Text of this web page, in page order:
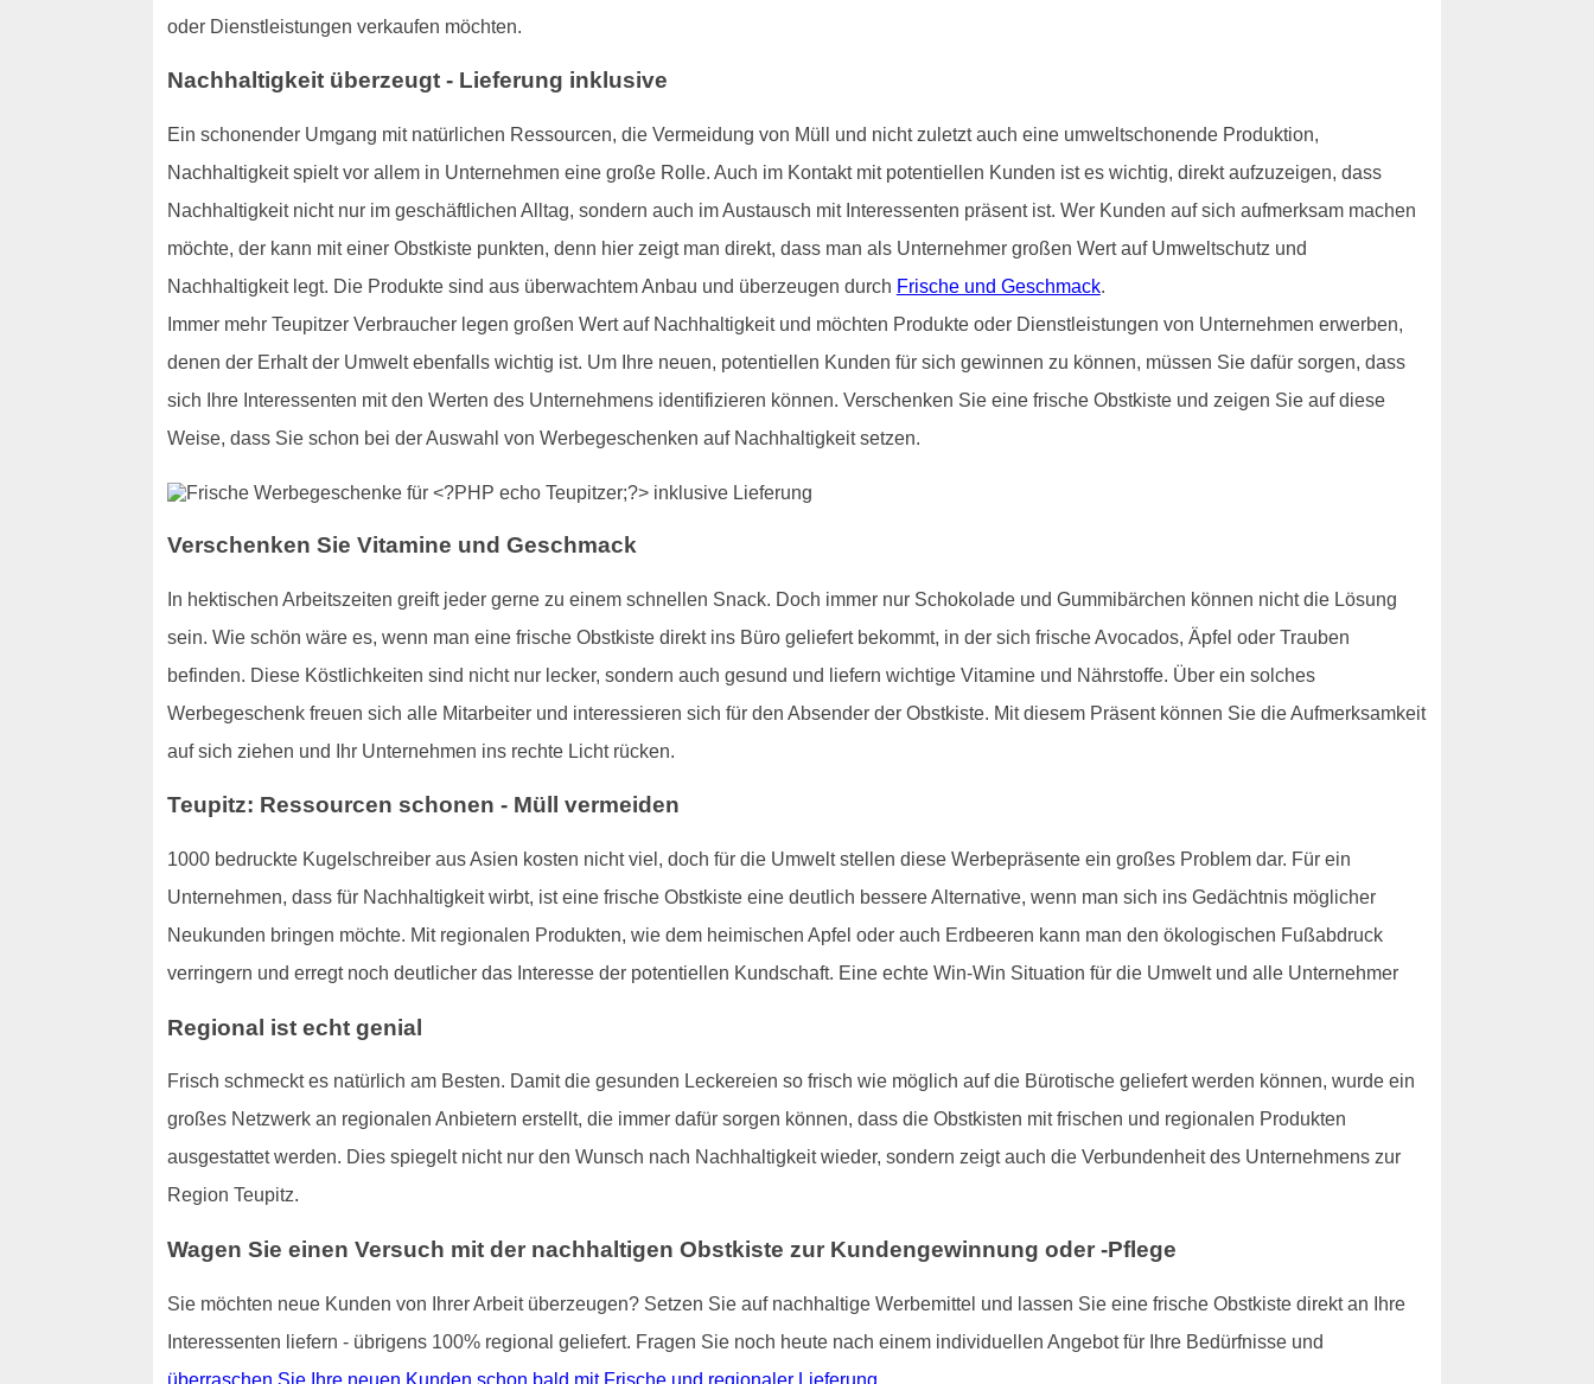
oder Dienstleistungen verkaufen möchten.
Nachhaltigkeit überzeugt - Lieferung inklusive
Ein schonender Umgang mit natürlichen Ressourcen, die Vermeidung von Müll und nicht zuletzt auch eine umweltschonende Produktion,
Nachhaltigkeit spielt vor allem in Unternehmen eine große Rolle. Auch im Kontakt mit potentiellen Kunden ist es wichtig, direkt aufzuzeigen, dass
Nachhaltigkeit nicht nur im geschäftlichen Alltag, sondern auch im Austausch mit Interessenten präsent ist. Wer Kunden auf sich aufmerksam machen
möchte, der kann mit einer Obstkiste punkten, denn hier zeigt man direkt, dass man als Unternehmer großen Wert auf Umweltschutz und
Nachhaltigkeit legt. Die Produkte sind aus überwachtem Anbau und überzeugen durch Frische und Geschmack.
Immer mehr Teupitzer Verbraucher legen großen Wert auf Nachhaltigkeit und möchten Produkte oder Dienstleistungen von Unternehmen erwerben,
denen der Erhalt der Umwelt ebenfalls wichtig ist. Um Ihre neuen, potentiellen Kunden für sich gewinnen zu können, müssen Sie dafür sorgen, dass
sich Ihre Interessenten mit den Werten des Unternehmens identifizieren können. Verschenken Sie eine frische Obstkiste und zeigen Sie auf diese
Weise, dass Sie schon bei der Auswahl von Werbegeschenken auf Nachhaltigkeit setzen.
Verschenken Sie Vitamine und Geschmack
In hektischen Arbeitszeiten greift jeder gerne zu einem schnellen Snack. Doch immer nur Schokolade und Gummibärchen können nicht die Lösung
sein. Wie schön wäre es, wenn man eine frische Obstkiste direkt ins Büro geliefert bekommt, in der sich frische Avocados, Äpfel oder Trauben
befinden. Diese Köstlichkeiten sind nicht nur lecker, sondern auch gesund und liefern wichtige Vitamine und Nährstoffe. Über ein solches
Werbegeschenk freuen sich alle Mitarbeiter und interessieren sich für den Absender der Obstkiste. Mit diesem Präsent können Sie die Aufmerksamkeit
auf sich ziehen und Ihr Unternehmen ins rechte Licht rücken.
Teupitz: Ressourcen schonen - Müll vermeiden
1000 bedruckte Kugelschreiber aus Asien kosten nicht viel, doch für die Umwelt stellen diese Werbepräsente ein großes Problem dar. Für ein
Unternehmen, dass für Nachhaltigkeit wirbt, ist eine frische Obstkiste eine deutlich bessere Alternative, wenn man sich ins Gedächtnis möglicher
Neukunden bringen möchte. Mit regionalen Produkten, wie dem heimischen Apfel oder auch Erdbeeren kann man den ökologischen Fußabdruck
verringern und erregt noch deutlicher das Interesse der potentiellen Kundschaft. Eine echte Win-Win Situation für die Umwelt und alle Unternehmer
Regional ist echt genial
Frisch schmeckt es natürlich am Besten. Damit die gesunden Leckereien so frisch wie möglich auf die Bürotische geliefert werden können, wurde ein
großes Netzwerk an regionalen Anbietern erstellt, die immer dafür sorgen können, dass die Obstkisten mit frischen und regionalen Produkten
ausgestattet werden. Dies spiegelt nicht nur den Wunsch nach Nachhaltigkeit wieder, sondern zeigt auch die Verbundenheit des Unternehmens zur
Region Teupitz.
Wagen Sie einen Versuch mit der nachhaltigen Obstkiste zur Kundengewinnung oder -Pflege
Sie möchten neue Kunden von Ihrer Arbeit überzeugen? Setzen Sie auf nachhaltige Werbemittel und lassen Sie eine frische Obstkiste direkt an Ihre
Interessenten liefern - übrigens 100% regional geliefert. Fragen Sie noch heute nach einem individuellen Angebot für Ihre Bedürfnisse und
überraschen Sie Ihre neuen Kunden schon bald mit Frische und regionaler Lieferung